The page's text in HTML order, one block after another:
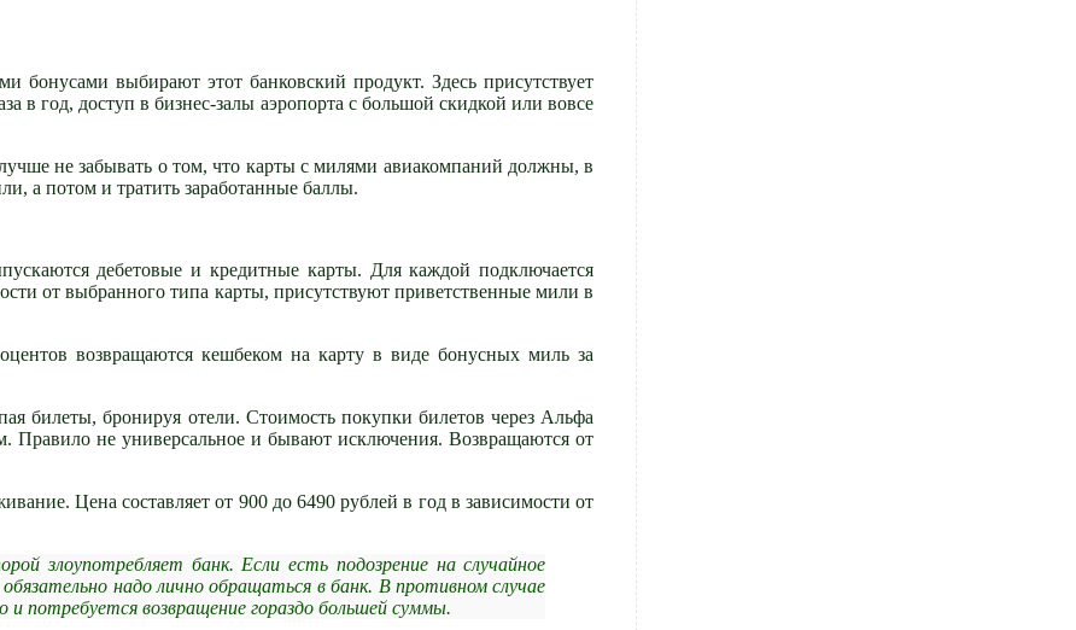
выбирают этот банковский продукт. Здесь присутствует
в год, доступ в бизнес-залы аэропорта с большой скидкой или вовсе
не забывать о том, что карты с милями авиакомпаний должны, в
а потом и тратить заработанные баллы.
дебетовые и кредитные карты. Для каждой подключается
от выбранного типа карты, присутствуют приветственные мили в
возвращаются кешбеком на карту в виде бонусных миль за
билеты, бронируя отели. Стоимость покупки билетов через Альфа
Правило не универсальное и бывают исключения. Возвращаются от
Цена составляет от 900 до 6490 рублей в год в зависимости от
злоупотребляет банк. Если есть подозрение на случайное
надо лично обращаться в банк. В противном случае
потребуется возвращение гораздо большей суммы.